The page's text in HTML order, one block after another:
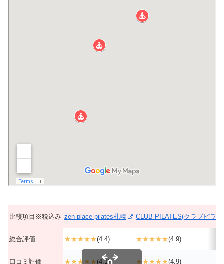
比較項目※税込み zen place pilates札幌 CLUB PILATES(クラブピラ
総合評価 ★★★★★(4.4) ★★★★★(4.9)
口コミ評価 ★★★★★(4.1) ★★★★★(4.9)